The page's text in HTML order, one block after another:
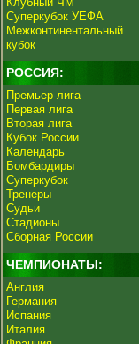
Суперкубок УЕФА
Межконтинентальный
кубок
РОССИЯ:
Премьер-лига
Первая лига
Вторая лига
Кубок России
Календарь
Бомбардиры
Суперкубок
Тренеры
Судьи
Стадионы
Сборная России
ЧЕМПИОНАТЫ:
Англия
Германия
Испания
Италия